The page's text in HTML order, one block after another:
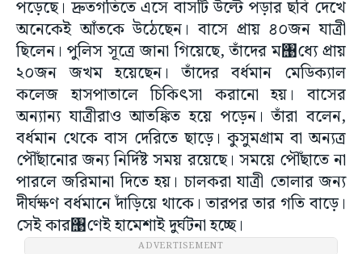
পড়েছে। দ্রুতগতিতে এসে বাসটি উল্টে পড়ার ছবি দেখে
অনেকেই আঁতকে উঠেছেন। বাসে প্রায় ৪০জন যাত্রী
ছিলেন। পুলিস সূত্রে জানা গিয়েছে, তাঁদের ম঩ধ্যে প্রায়
২০জন জখম হয়েছেন। তাঁদের বর্ধমান মেডিক্যাল
কলেজ হাসপাতালে চিকিৎসা করানো হয়। বাসের
অন্যান্য যাত্রীরাও আতঙ্কিত হয়ে পড়েন। তাঁরা বলেন,
বর্ধমান থেকে বাস দেরিতে ছাড়ে। কুসুমগ্রাম বা অন্যত্র
পৌঁছানোর জন্য নির্দিষ্ট সময় রয়েছে। সময়ে পৌঁছাতে না
পারলে জরিমানা দিতে হয়। চালকরা যাত্রী তোলার জন্য
দীর্ঘক্ষণ বর্ধমানে দাঁড়িয়ে থাকে। তারপর তার গতি বাড়ে।
সেই কার঩ণেই হামেশাই দুর্ঘটনা হচ্ছে।
ADVERTISEMENT